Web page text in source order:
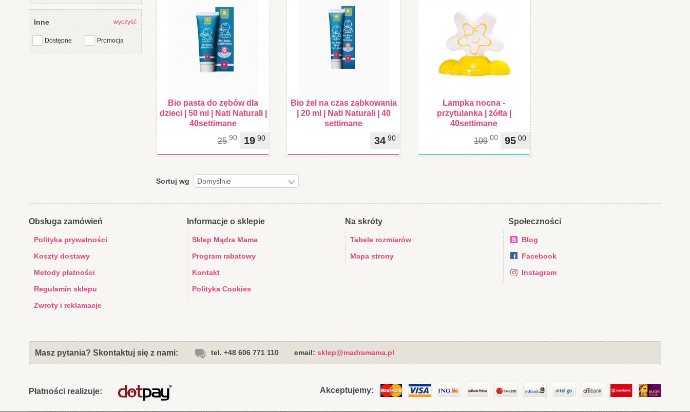
Bio pasta do zębów dla
dzieci | 50 ml | Nati Naturali |
40settimane
19 90
25 90
Bio żel na czas ząbkowania
| 20 ml | Nati Naturali | 40
settimane
34 90
Lampka nocna -
przytulanka | żółta |
40settimane
95 00
109 00
Sortuj wg
Inne wyczyść
Dostępne Promocja
Obsługa zamówień
Polityka prywatności
Koszty dostawy
Metody płatności
Regulamin sklepu
Zwroty i reklamacje
Informacje o sklepie
Sklep Mądra Mama
Program rabatowy
Kontakt
Polityka Cookies
Na skróty
Tabele rozmiarów
Mapa strony
Społeczności
Blog
Facebook
Instagram
Masz pytania? Skontaktuj się z nami: tel. +48 606 771 110 email: sklep@madramama.pl
Płatności realizuje: Akceptujemy: